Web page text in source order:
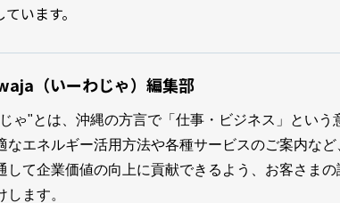
います。
（いーわじゃ）編集部
ゃ"とは、沖縄の方言で「仕事・ビジネス」という
なエネルギー活用方法や各種サービスのご案内など
して企業価値の向上に貢献できるよう、お客さま
します。